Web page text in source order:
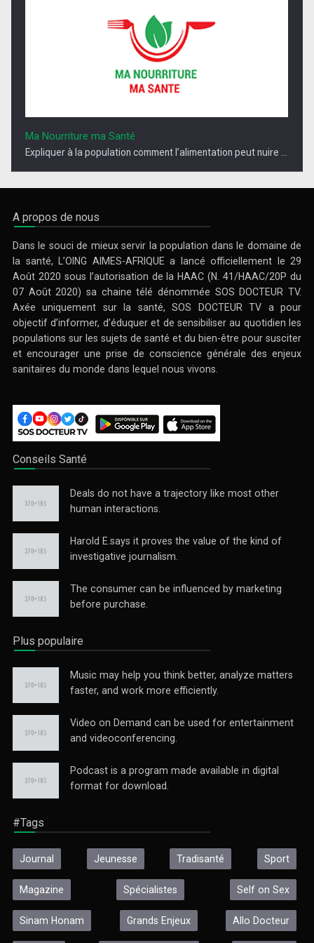
Ma Nourriture ma Santé
Expliquer à la population comment l’alimentation peut nuire ...
Le Journal de la santé
L’actualité nationale et internationale sur la santé 100%
santé ...
In Concersation With
LE GRAND DOSSIER DU MOIS. Ici les grands Hommes de la
médecine ...
Le Sport Santé
types ...
A propos de nous
Dans le souci de mieux servir la population dans le domaine de
la santé, L’OING AIMES-AFRIQUE a lancé officiellement le 29
Août 2020 sous l’autorisation de la HAAC (N. 41/HAAC/20P du
07 Août 2020) sa chaine télé dénommée SOS DOCTEUR TV.
Axée uniquement sur la santé, SOS DOCTEUR TV a pour
objectif d’informer, d’éduquer et de sensibiliser au quotidien les
populations sur les sujets de santé et du bien-être pour susciter
et encourager une prise de conscience générale des enjeux
sanitaires du monde dans lequel nous vivons.
Conseils Santé
Deals do not have a trajectory like most other
human interactions.
Harold E.says it proves the value of the kind of
investigative journalism.
The consumer can be influenced by marketing
before purchase.
Plus populaire
Music may help you think better, analyze matters
faster, and work more efficiently.
Video on Demand can be used for entertainment
and videoconferencing.
Podcast is a program made available in digital
format for download.
#Tags
Journal Jeunesse Tradisanté Sport
Magazine Spécialistes Self on Sex
Sinam Honam Grands Enjeux Allo Docteur